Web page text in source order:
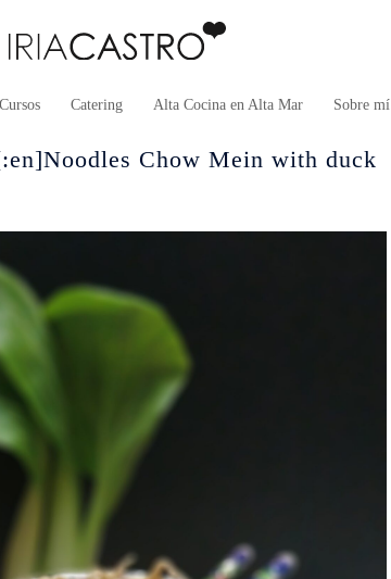
Cursos Catering Alta Cocina en Alta Mar Sobre mí
Chow Mein with duck